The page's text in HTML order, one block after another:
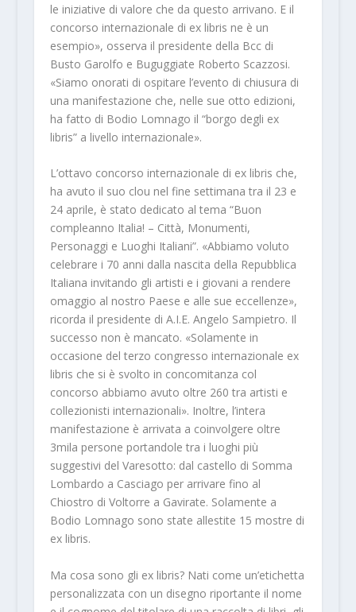
le iniziative di valore che da questo arrivano. E il
concorso internazionale di ex libris ne è un
esempio», osserva il presidente della Bcc di
Busto Garolfo e Buguggiate Roberto Scazzosi.
«Siamo onorati di ospitare l’evento di chiusura di
una manifestazione che, nelle sue otto edizioni,
ha fatto di Bodio Lomnago il “borgo degli ex
libris” a livello internazionale».
L’ottavo concorso internazionale di ex libris che,
ha avuto il suo clou nel fine settimana tra il 23 e
24 aprile, è stato dedicato al tema “Buon
compleanno Italia! – Città, Monumenti,
Personaggi e Luoghi Italiani”. «Abbiamo voluto
celebrare i 70 anni dalla nascita della Repubblica
Italiana invitando gli artisti e i giovani a rendere
omaggio al nostro Paese e alle sue eccellenze»,
ricorda il presidente di A.I.E. Angelo Sampietro. Il
successo non è mancato. «Solamente in
occasione del terzo congresso internazionale ex
libris che si è svolto in concomitanza col
concorso abbiamo avuto oltre 260 tra artisti e
collezionisti internazionali». Inoltre, l’intera
manifestazione è arrivata a coinvolgere oltre
3mila persone portandole tra i luoghi più
suggestivi del Varesotto: dal castello di Somma
Lombardo a Casciago per arrivare fino al
Chiostro di Voltorre a Gavirate. Solamente a
Bodio Lomnago sono state allestite 15 mostre di
ex libris.
Ma cosa sono gli ex libris? Nati come un’etichetta
personalizzata con un disegno riportante il nome